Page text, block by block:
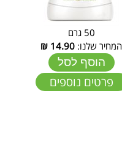
50 גרם
המחיר שלנו: 14.90
₪
הוסף לסל
פרטים נוספים